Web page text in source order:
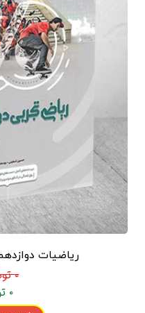
ریاضیات
۰ تومان
۰ تومان